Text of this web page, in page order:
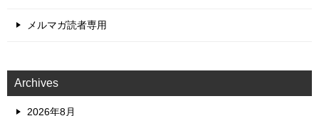
メルマガ読者専用
Archives
2026年8月